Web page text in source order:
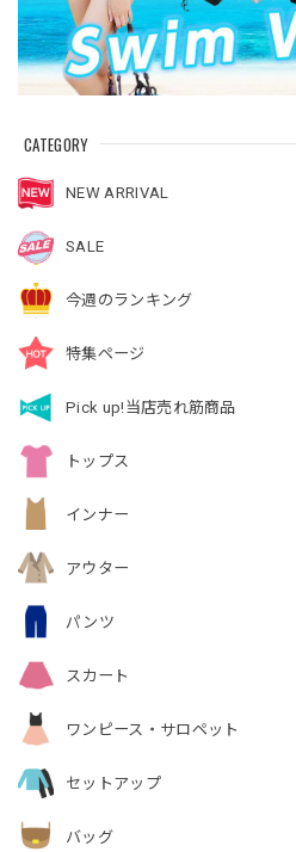
CATEGORY
NEW ARRIVAL
SALE
今週のランキング
特集ページ
Pick up!当店売れ筋商品
トップス
インナー
アウター
パンツ
スカート
ワンピース・サロペット
セットアップ
バッグ